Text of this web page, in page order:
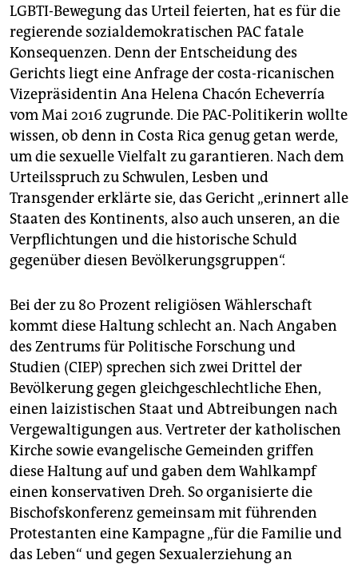
LGBTI-Bewegung das Urteil feierten, hat es für die
regierende sozialdemokratischen PAC fatale
Konsequenzen. Denn der Entscheidung des
Gerichts liegt eine Anfrage der costa-ricanischen
Vizepräsidentin Ana Helena Chacón Echeverría
vom Mai 2016 zugrunde. Die PAC-Politikerin wollte
wissen, ob denn in Costa Rica genug getan werde,
um die sexuelle Vielfalt zu garantieren. Nach dem
Urteilsspruch zu Schwulen, Lesben und
Transgender erklärte sie, das Gericht „erinnert alle
Staaten des Kontinents, also auch unseren, an die
Verpflichtungen und die historische Schuld
gegenüber diesen Bevölkerungsgruppen“.
Bei der zu 80 Prozent religiösen Wählerschaft
kommt diese Haltung schlecht an. Nach Angaben
des Zentrums für Politische Forschung und
Studien (CIEP) sprechen sich zwei Drittel der
Bevölkerung gegen gleichgeschlechtliche Ehen,
einen lai­zistischen Staat und Abtreibungen nach
Vergewaltigungen aus. Vertreter der katholischen
Kirche sowie evangelische Gemeinden griffen
diese Haltung auf und gaben dem Wahlkampf
einen konservativen Dreh. So organisierte die
Bischofskonferenz gemeinsam mit führenden
Protestanten eine Kampagne „für die Familie und
das Leben“ und gegen Sexualerziehung an